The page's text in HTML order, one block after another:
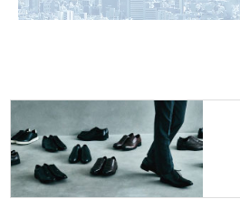
U
o
a
.
0
0